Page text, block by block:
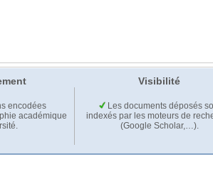
Visibilité
encodées
académique
Les documents déposés
indexés par les moteurs de
(Google Scholar,…).